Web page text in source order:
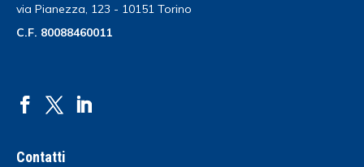
via Pianezza, 123 - 10151 Torino
C.F. 80088460011
Contatti